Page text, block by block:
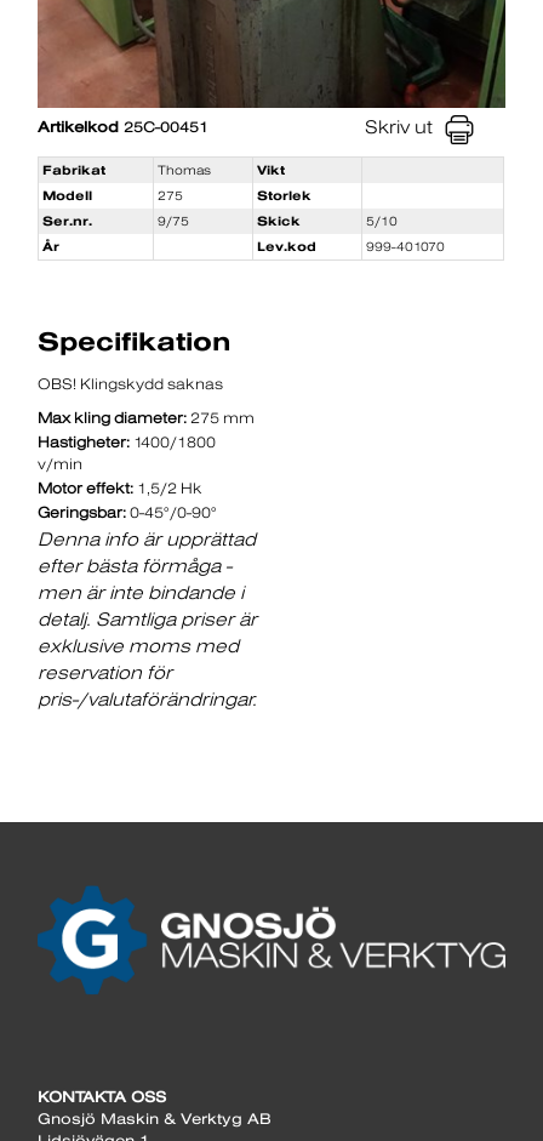
Artikelkod 25C-00451 Skriv ut
Fabrikat Thomas
Vikt
Modell
275
Storlek
Ser.nr.
9/75 Skick
5/10
År
Lev.kod 999-401070
Specifikation
OBS! Klingskydd saknas
Max kling diameter: 275 mm
Hastigheter: 1400/1800
v/min
Motor effekt: 1,5/2 Hk
Geringsbar: 0-45°/0-90°
Denna info är upprättad
efter bästa förmåga -
men är inte bindande i
detalj. Samtliga priser är
exklusive moms med
reservation för
pris-/valutaförändringar.
KONTAKTA OSS
Gnosjö Maskin & Verktyg AB